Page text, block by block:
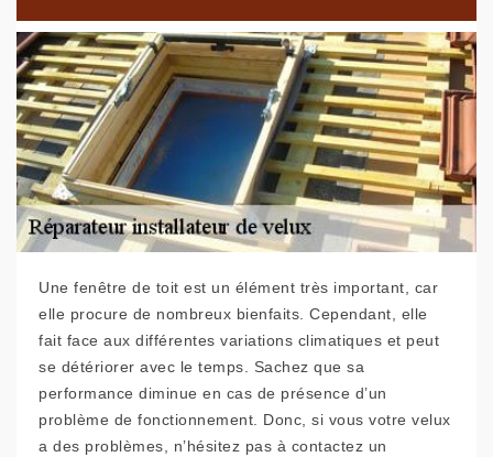
Une fenêtre de toit est un élément très important, car
elle procure de nombreux bienfaits. Cependant, elle
fait face aux différentes variations climatiques et peut
se détériorer avec le temps. Sachez que sa
performance diminue en cas de présence d’un
problème de fonctionnement. Donc, si vous votre velux
a des problèmes, n’hésitez pas à contactez un